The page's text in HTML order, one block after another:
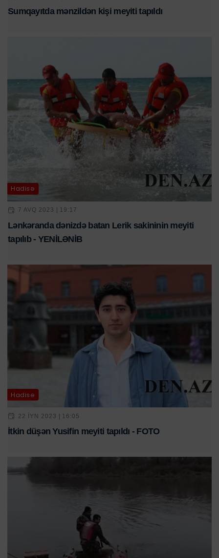
Sumqayıtda mənzildən kişi meyiti tapıldı
Hadisə
7 AVQ 2023 | 19:17
Lənkəranda dənizdə batan Lerik sakininin meyiti
tapılıb - YENİLƏNİB
Hadisə
22 IYN 2023 | 16:05
İtkin düşən Yusifin meyiti tapıldı - FOTO